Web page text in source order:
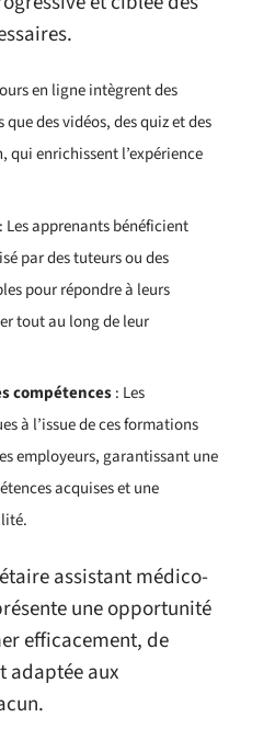
en ligne intègrent des
des vidéos, des quiz et des
qui enrichissent l’expérience
: Les apprenants bénéficient
par des tuteurs ou des
pour répondre à leurs
tout au long de leur
compétences: Les
à l’issue de ces formations
employeurs, garantissant une
acquises et une
assistant médico-
une opportunité
efficacement, de
adaptée aux